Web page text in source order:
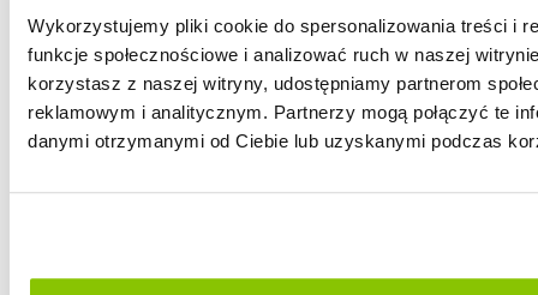
Wykorzystujemy pliki cookie do spersonalizowania treści i
funkcje społecznościowe i analizować ruch w naszej
korzystasz z naszej witryny, udostępniamy partnerom
reklamowym i analitycznym. Partnerzy mogą połączyć te
danymi otrzymanymi od Ciebie lub uzyskanymi podczas
Swędząca skóra głowy – przyczyny